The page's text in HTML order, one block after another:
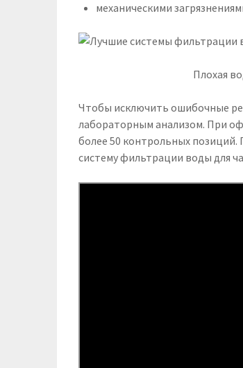
механическими
Плохая
Чтобы исключить ошибочные
лабораторным анализом. При
более 50 контрольных
систему фильтрации воды для